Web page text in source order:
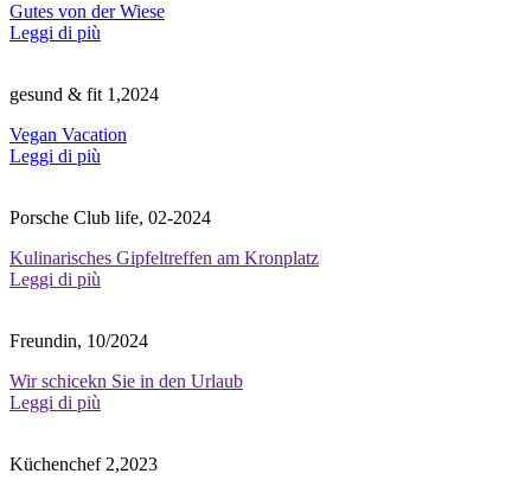
Gutes von der Wiese
Leggi di più
gesund & fit 1,2024
Vegan Vacation
Leggi di più
Porsche Club life, 02-2024
Kulinarisches Gipfeltreffen am Kronplatz
Leggi di più
Freundin, 10/2024
Wir schicekn Sie in den Urlaub
Leggi di più
Küchenchef 2,2023